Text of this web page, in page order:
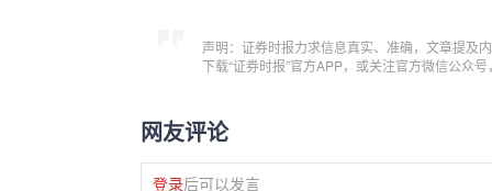
声明：证券时报力求信息真实、准确，文章提及
下载“证券时报”官方APP，或关注官方微信公众
网友评论
登录后可以发言